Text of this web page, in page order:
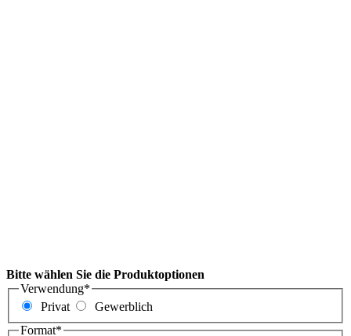
Bitte wählen Sie die Produktoptionen
Verwendung*
Privat
Gewerblich
Format*